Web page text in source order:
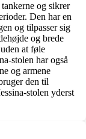
og sikrer
Den har en
og tilpasser sig
og brede
at føle
stolen har også
og armene
den til
stolen yderst